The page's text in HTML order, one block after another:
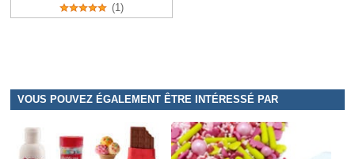
(1)
VOUS POUVEZ ÉGALEMENT ÊTRE INTÉRESSÉ PAR